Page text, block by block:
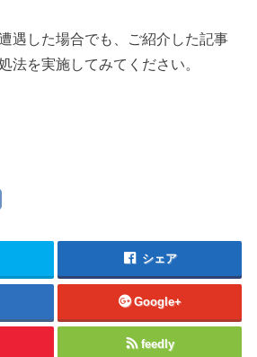
遇した場合でも、ご紹介した記事
法を実施してみてください。
シェア
Google+
feedly